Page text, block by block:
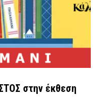
στην έκθεση